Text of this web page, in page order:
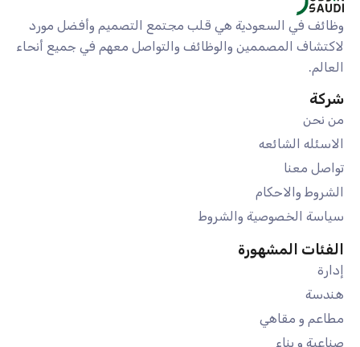
وظائف في السعودية هي قلب مجتمع التصميم وأفضل مورد
لاكتشاف المصممين والوظائف والتواصل معهم في جميع أنحاء
العالم.
شركة
من نحن
الاسئله الشائعه
تواصل معنا
الشروط والاحكام
سياسة الخصوصية والشروط
الفئات المشهورة
إدارة
هندسة
مطاعم و مقاهي
صناعية و بناء